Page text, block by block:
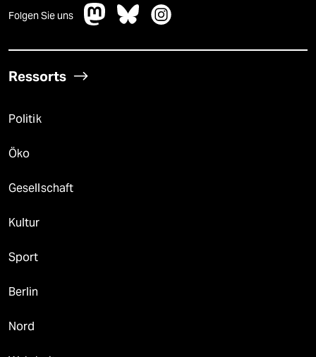
Folgen Sie uns
Ressorts
Politik
Öko
Gesellschaft
Kultur
Sport
Berlin
Nord